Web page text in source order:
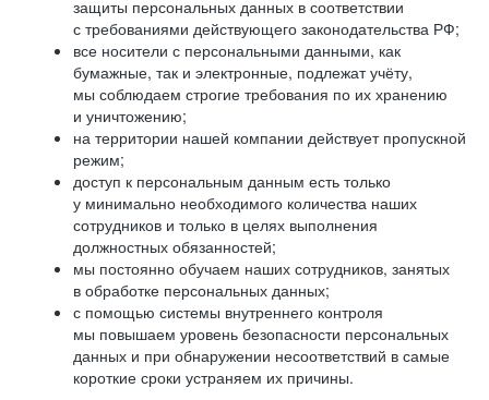
защиты персональных данных в соответствии
с требованиями действующего законодательства РФ;
все носители с персональными данными, как
бумажные, так и электронные, подлежат учёту,
мы соблюдаем строгие требования по их хранению
и уничтожению;
на территории нашей компании действует пропускной
режим;
доступ к персональным данным есть только
у минимально необходимого количества наших
сотрудников и только в целях выполнения
должностных обязанностей;
мы постоянно обучаем наших сотрудников, занятых
в обработке персональных данных;
с помощью системы внутреннего контроля
мы повышаем уровень безопасности персональных
данных и при обнаружении несоответствий в самые
короткие сроки устраняем их причины.